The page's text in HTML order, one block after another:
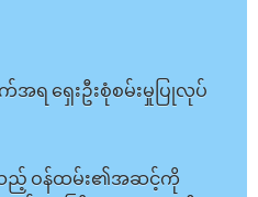
အရ ရှေးဦးစုံစမ်းမှုပြုလုပ်
သည့် ဝန်ထမ်း၏အဆင့်ကို